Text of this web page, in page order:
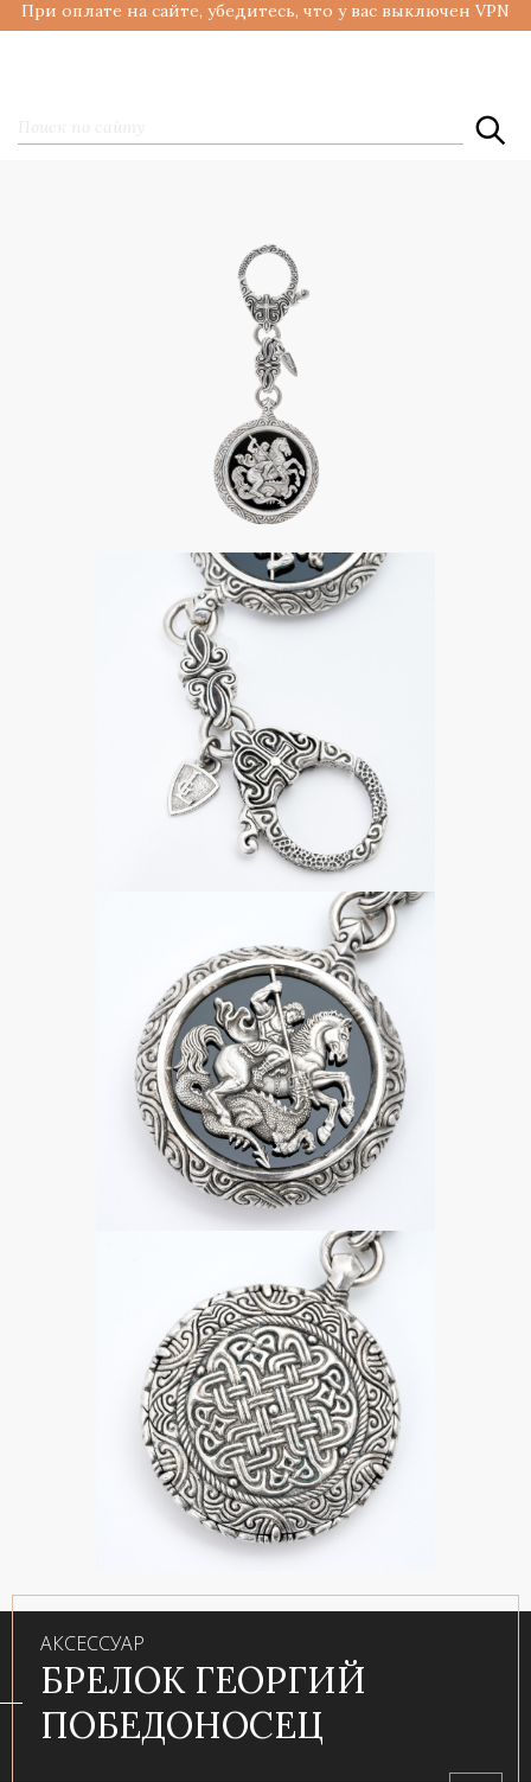
При оплате на сайте, убедитесь, что у вас выключен VPN
АКСЕССУАР
БРЕЛОК ГЕОРГИЙ
ПОБЕДОНОСЕЦ